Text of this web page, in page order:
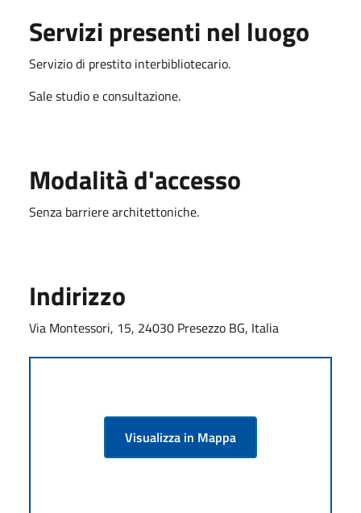
Servizi presenti nel luogo
Servizio di prestito interbibliotecario.
Sale studio e consultazione.
Modalità d'accesso
Senza barriere architettoniche.
Indirizzo
Via Montessori, 15, 24030 Presezzo BG, Italia
Visualizza in Mappa